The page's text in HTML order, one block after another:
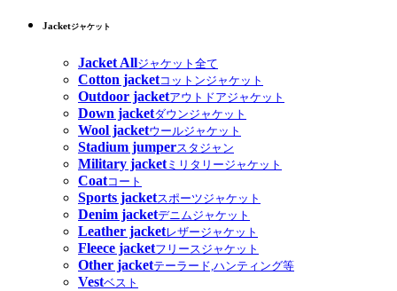
Jacketジャケット
Jacket Allジャケット全て
Cotton jacketコットンジャケット
Outdoor jacketアウトドアジャケット
Down jacketダウンジャケット
Wool jacketウールジャケット
Stadium jumperスタジャン
Military jacketミリタリージャケット
Coatコート
Sports jacketスポーツジャケット
Denim jacketデニムジャケット
Leather jacketレザージャケット
Fleece jacketフリースジャケット
Other jacketテーラード,ハンティング等
Vestベスト